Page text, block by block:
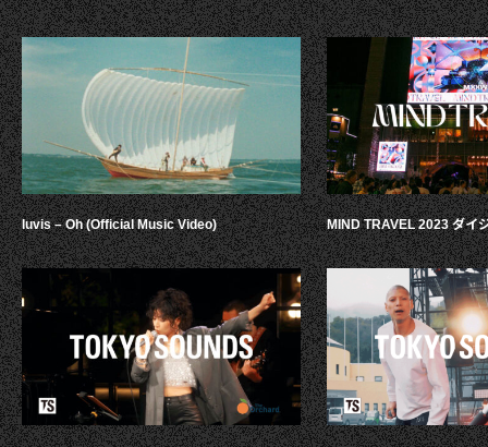
luvis – Oh (Official Music Video) MIND TRAVEL 2023 ダイ